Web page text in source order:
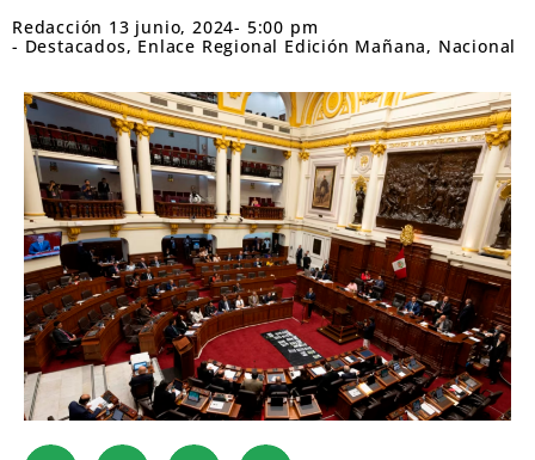
Redacción 13 junio, 2024- 5:00 pm
- Destacados, Enlace Regional Edición Mañana, Nacional